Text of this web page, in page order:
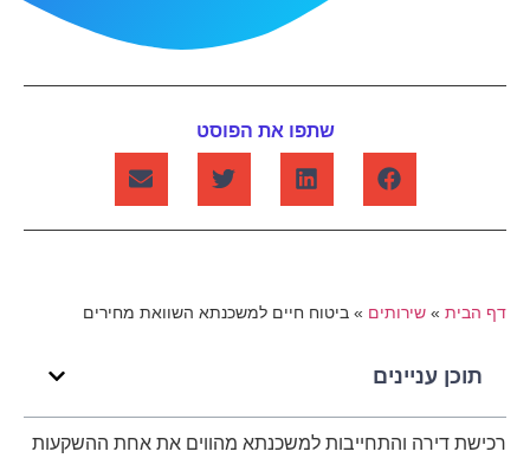
שתפו את הפוסט
דף הבית» שירותים» ביטוח חיים למשכנתא השוואת מחירים
תוכן עניינים
רכישת דירה והתחייבות למשכנתא מהווים את אחת ההשקעות